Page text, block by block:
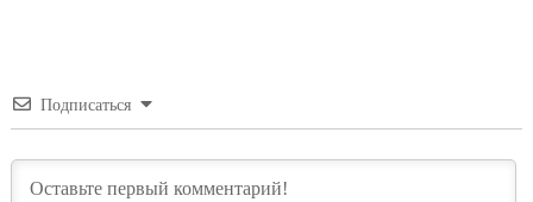
Подписаться